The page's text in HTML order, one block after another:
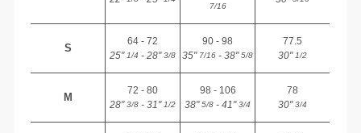
7/16
S
64 - 72
25"1/4 - 28"3/8
90 - 98
35"7/16 - 38"5/8
77.5
30"1/2
M
72 - 80
28"3/8 - 31"1/2
98 - 106
38"5/8 - 41"3/4
78
30"3/4